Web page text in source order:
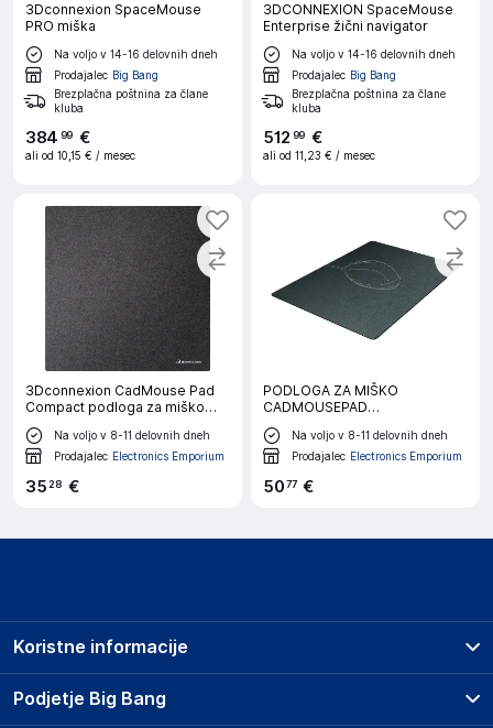
3Dconnexion SpaceMouse
PRO miška
Na voljo v 14-16 delovnih dneh
Prodajalec Big Bang
Brezplačna poštnina za člane
kluba
384 99 €
ali od 10,15 € / mesec
3DCONNEXION SpaceMouse
Enterprise žični navigator
Na voljo v 14-16 delovnih dneh
Prodajalec Big Bang
Brezplačna poštnina za člane
kluba
512 99 €
ali od 11,23 € / mesec
3Dconnexion CadMouse Pad
Compact podloga za miško
črna
Na voljo v 8-11 delovnih dneh
Prodajalec Electronics Emporium
35 28 €
PODLOGA ZA MIŠKO
CADMOUSEPAD
3DCONNEXION
Na voljo v 8-11 delovnih dneh
Prodajalec Electronics Emporium
5077 €
Podjetje Big Bang
Koristne informacije
Prodajna mesta